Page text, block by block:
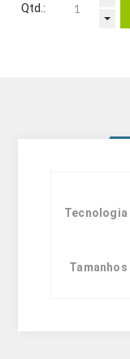
Qtd.:
Tecnologia
Tamanhos